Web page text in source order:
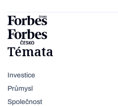
Témata
Investice
Průmysl
Společnost